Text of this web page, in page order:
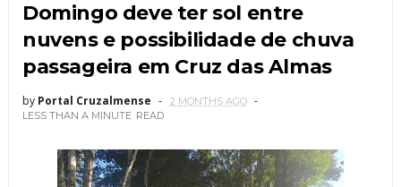
Domingo deve ter sol entre
nuvens e possibilidade de chuva
passageira em Cruz das Almas
by Portal Cruzalmense
2 MONTHS AGO
LESS THAN A MINUTE READ